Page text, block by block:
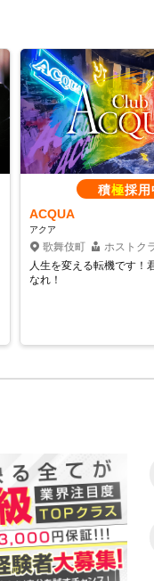
積極採用
ACQUA
アクア
歌舞伎町
ホストク
人生を変える転機です！
なれ！